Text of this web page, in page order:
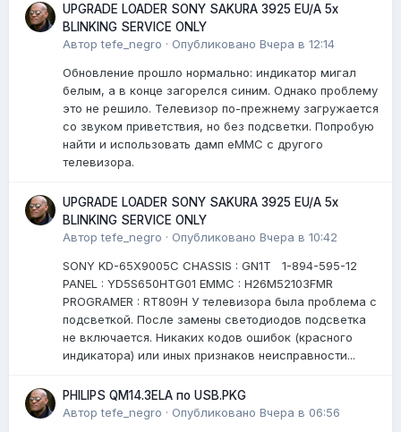
UPGRADE LOADER SONY SAKURA 3925 EU/A 5x
BLINKING SERVICE ONLY
Авторtefe_negro · Опубликовано Вчера в 12:14
Обновление прошло нормально: индикатор мигал
белым, а в конце загорелся синим. Однако проблему
это не решило. Телевизор по-прежнему загружается
со звуком приветствия, но без подсветки. Попробую
найти и использовать дамп eMMC с другого
телевизора.
UPGRADE LOADER SONY SAKURA 3925 EU/A 5x
BLINKING SERVICE ONLY
Авторtefe_negro · Опубликовано Вчера в 10:42
SONY KD-65X9005C CHASSIS : GN1T 1-894-595-12
PANEL : YD5S650HTG01 EMMC : H26M52103FMR
PROGRAMER : RT809H У телевизора была проблема с
подсветкой. После замены светодиодов подсветка
не включается. Никаких кодов ошибок (красного
индикатора) или иных признаков неисправности...
PHILIPS QM14.3ELA по USB.PKG
Авторtefe_negro · Опубликовано Вчера в 06:56